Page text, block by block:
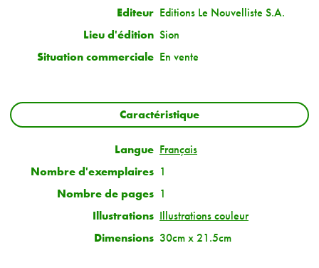
Editeur Editions Le Nouvelliste S.A.
Lieu d'édition Sion
Situation commerciale En vente
Caractéristique
Langue Français
Nombre d'exemplaires 1
Nombre de pages 1
Illustrations Illustrations couleur
Dimensions 30cm x 21.5cm